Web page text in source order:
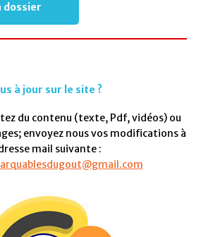
dossier
à jour sur le site ?
du contenu (texte, Pdf, vidéos) ou
envoyez nous vos modifications à
mail suivante :